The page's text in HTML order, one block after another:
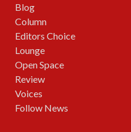
Blog
Column
Editors Choice
Lounge
Open Space
Review
Voices
Follow News